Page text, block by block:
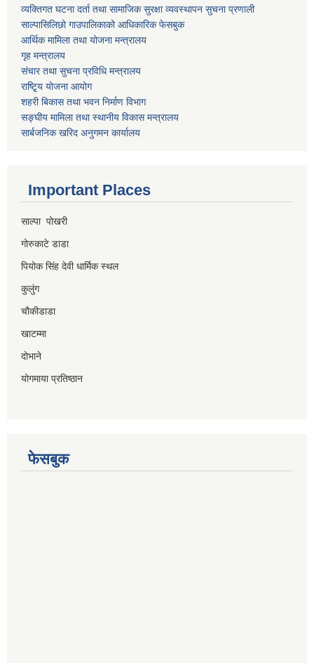
व्यक्तिगत घटना दर्ता तथा सामाजिक सुरक्षा व्यवस्थापन सुचना प्रणाली
साल्पासिलिछो गाउपालिकाको आधिकारिक फेसबुक
आर्थिक मामिला तथा योजना मन्त्रालय
गृह मन्त्रालय
संचार तथा सुचना प्रविधि मन्त्रालय
राष्टि्ृय योजना आयोग
शहरी बिकास तथा भवन निर्माण विभाग
सङ्घीय मामिला तथा स्थानीय विकास मन्त्रालय
सार्बजनिक खरिद अनुगमन कार्यालय
Important Places
साल्पा पोखरी
गोरुकाटे डाडा
पियोक सिंह देवी धार्मिक स्थल
कुलुंग
चौकीडाडा
खाटम्मा
दोभाने
योगमाया प्रतिष्ठान
फेसबुक